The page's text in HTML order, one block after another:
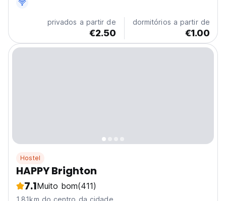
privados a partir de
€2.50
dormitórios a partir de
€1.00
Hostel
HAPPY Brighton
7.1Muito bom(411)
1.81km do centro da cidade